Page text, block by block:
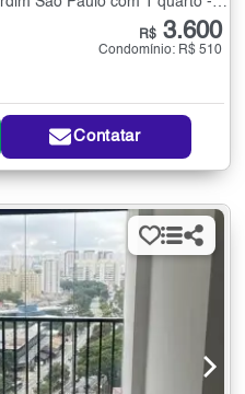
R$ 3.600
Condomínio: R$ 510
Contatar